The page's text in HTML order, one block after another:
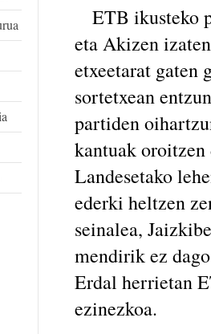
ETB ikusteko
eta Akizen
etxeetarat gaten
sortetxean
partiden
kantuak
Landesetako
ederki heltzen
seinalea,
mendirik ez
Erdal herrietan
ezinezkoa.